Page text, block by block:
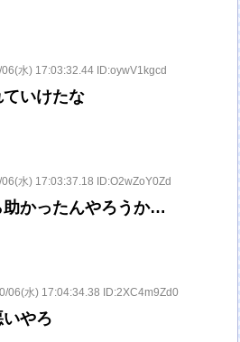
水) 17:03:32.44 ID:oywV1kgcd
いけたな
水) 17:03:37.18 ID:O2wZoY0Zd
助かったんやろうか…
06(水) 17:04:34.38 ID:2XC4m9Zd0
やろ